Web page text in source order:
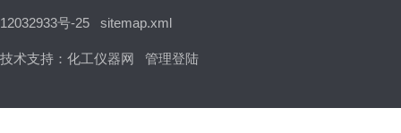
12032933号-25 sitemap.xml
技术支持： 化工仪器网 管理登陆